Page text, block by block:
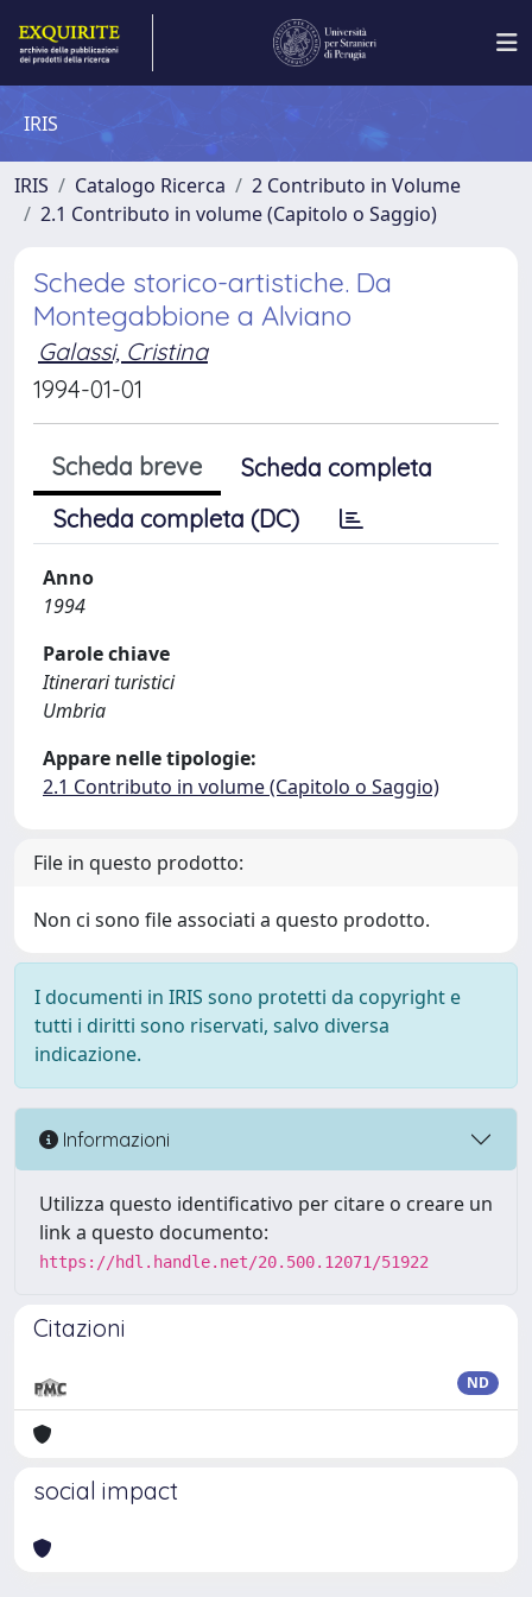
IRIS
IRIS Catalogo Ricerca
2 Contributo in Volume
2.1 Contributo in volume (Capitolo o Saggio)
Schede storico-artistiche. Da
Montegabbione a Alviano
Galassi, Cristina
1994-01-01
Scheda breve
Scheda completa
Scheda completa (DC)
Anno
1994
Parole chiave
Itinerari turistici
Umbria
Appare nelle tipologie:
2.1 Contributo in volume (Capitolo o Saggio)
File in questo prodotto:
Non ci sono file associati a questo prodotto.
I documenti in IRIS sono protetti da copyright e
tutti i diritti sono riservati, salvo diversa
indicazione.
Informazioni
Utilizza questo identificativo per citare o creare un
link a questo documento:
https://hdl.handle.net/20.500.12071/51922
Citazioni
ND
social impact